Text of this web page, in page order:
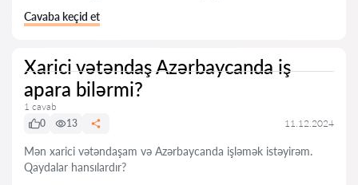
Cavaba keçid et
Xarici vətəndaş Azərbaycanda iş
apara bilərmi?
1 cavab
0
13 11.12.2024
Mən xarici vətəndaşam və Azərbaycanda işləmək istəyirəm.
Qaydalar hansılardır?